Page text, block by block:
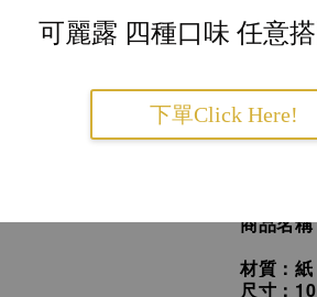
可麗露 四種口味 任意
下單Click Here!
透過精
與日常
商品名
材質：紙
尺寸：